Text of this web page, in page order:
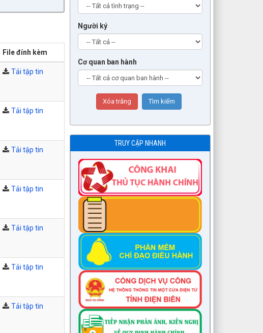
File đính kèm
Tải tập tin
Tải tập tin
Tải tập tin
Tải tập tin
Tải tập tin
Tải tập tin
Tải tập tin
Người ký
Cơ quan ban hành
TRUY CẬP NHANH